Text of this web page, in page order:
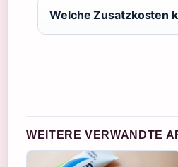
Welche Zusatzkosten
WEITERE VERWANDTE